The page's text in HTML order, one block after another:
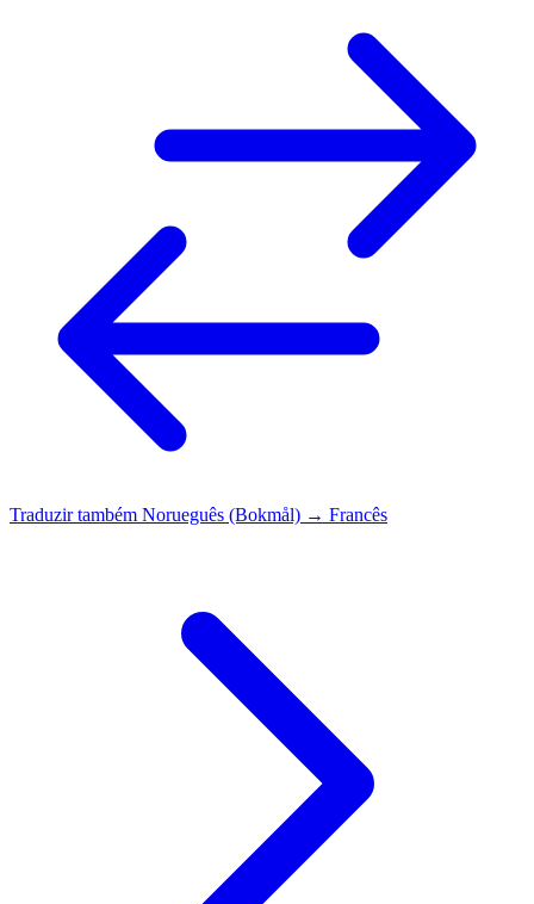
Traduzir também Norueguês (Bokmål) → Francês